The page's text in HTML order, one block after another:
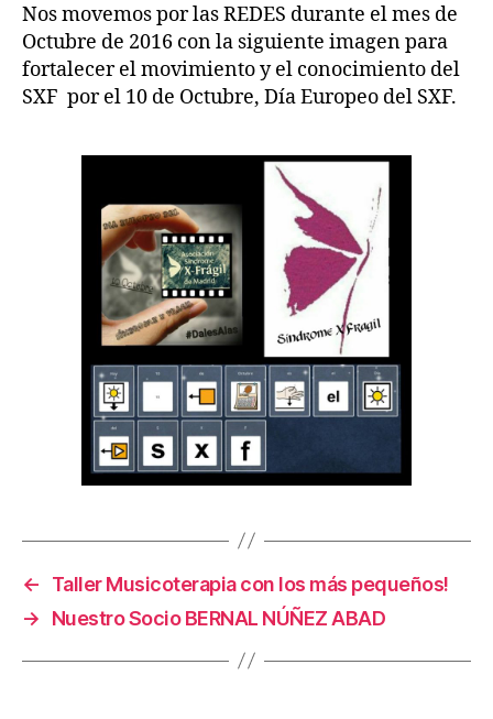
Nos movemos por las REDES durante el mes de
Octubre de 2016 con la siguiente imagen para
fortalecer el movimiento y el conocimiento del
SXF por el 10 de Octubre, Día Europeo del SXF.
←
Taller Musicoterapia con los más pequeños!
→
Nuestro Socio BERNAL NÚÑEZ ABAD